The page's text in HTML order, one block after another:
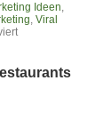
Ideen
Viral